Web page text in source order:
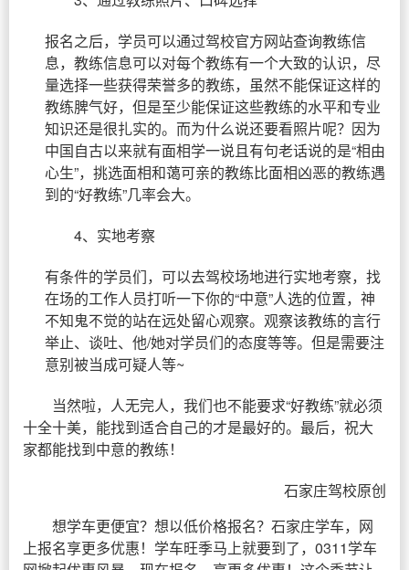
报名之后，学员可以通过驾校官方网站查询教练信
息，教练信息可以对每个教练有一个大致的认识，尽
量选择一些获得荣誉多的教练，虽然不能保证这样的
教练脾气好，但是至少能保证这些教练的水平和专业
知识还是很扎实的。而为什么说还要看照片呢？因为
中国自古以来就有面相学一说且有句老话说的是“相由
心生”，挑选面相和蔼可亲的教练比面相凶恶的教练遇
到的“好教练”几率会大。
4、实地考察
有条件的学员们，可以去驾校场地进行实地考察，找
在场的工作人员打听一下你的“中意”人选的位置，神
不知鬼不觉的站在远处留心观察。观察该教练的言行
举止、谈吐、他/她对学员们的态度等等。但是需要注
意别被当成可疑人等~
当然啦，人无完人，我们也不能要求“好教练”就必须
十全十美，能找到适合自己的才是最好的。最后，祝大
家都能找到中意的教练！
石家庄驾校原创
想学车更便宜？想以低价格报名？石家庄学车，网
上报名享更多优惠！学车旺季马上就要到了，0311学车